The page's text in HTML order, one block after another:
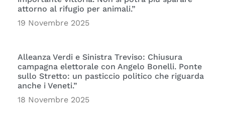
attorno al rifugio per animali.”
19 Novembre 2025
Alleanza Verdi e Sinistra Treviso: Chiusura
campagna elettorale con Angelo Bonelli. Ponte
sullo Stretto: un pasticcio politico che riguarda
anche i Veneti.”
18 Novembre 2025